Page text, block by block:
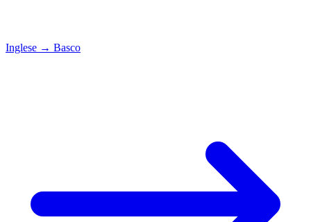
Inglese → Basco